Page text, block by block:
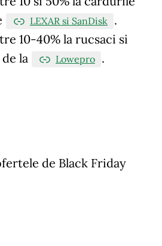
LEXAR si SanDisk .
10-40% la rucsaci si
la
Lowepro .
de Black Friday